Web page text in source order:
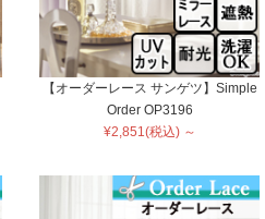
【オーダーレース サンゲツ】Simple
Order OP3196
¥2,851(税込) ～